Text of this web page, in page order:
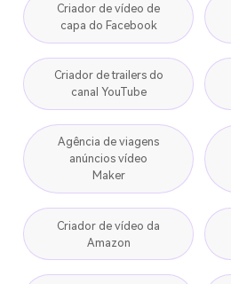
Criador de vídeo de
capa do Facebook
Criador de trailers do
canal YouTube
Agência de viagens
anúncios vídeo
Maker
Criador de vídeo da
Amazon